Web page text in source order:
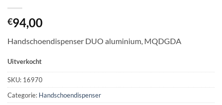
€94,00
Handschoendispenser DUO aluminium, MQDGDA
Uitverkocht
SKU: 16970
Categorie: Handschoendispenser